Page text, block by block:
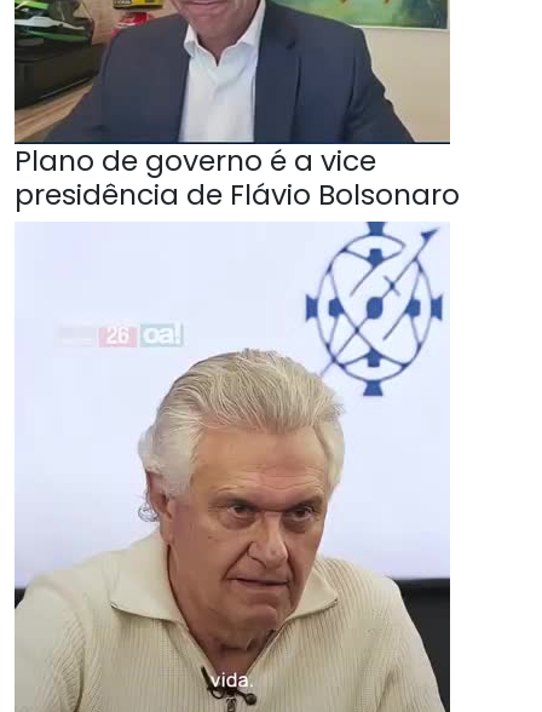
Plano de governo é a vice
presidência de Flávio Bolsonaro